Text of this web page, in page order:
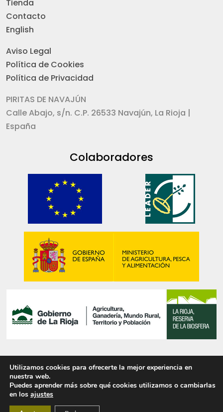
Tienda
Contacto
English
Aviso Legal
Política de Cookies
Política de Privacidad
PIRITAS DE NAVAJÚN
Calle Abajo, s/n. C.P. 26533 Navajún, La Rioja |
España
Colaboradores
© 2025 PIRITAS DE NAVAJÚN, S.L.
Utilizamos cookies para ofrecerte la mejor experiencia en
nuestra web.
Puedes aprender más sobre qué cookies utilizamos o cambiarlas
en los ajustes